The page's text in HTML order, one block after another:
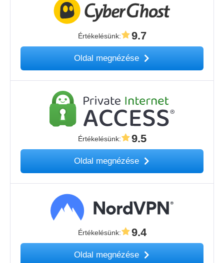
Értékelésünk: 9.7
Oldal megnézése
Értékelésünk: 9.5
Oldal megnézése
Értékelésünk: 9.4
Oldal megnézése